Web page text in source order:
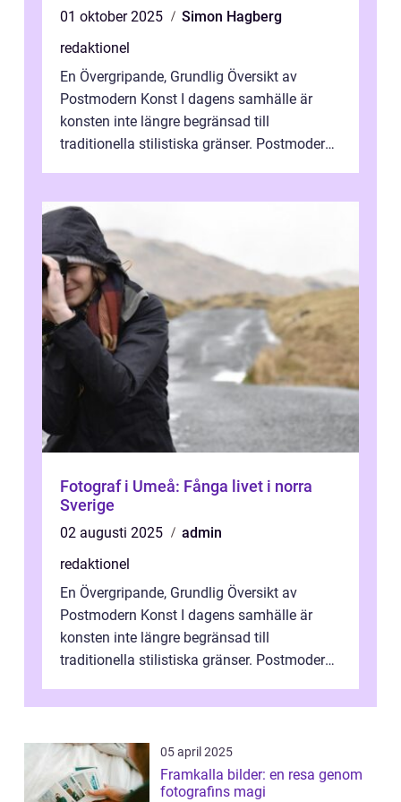
01 oktober 2025
Simon Hagberg
redaktionel
En Övergripande, Grundlig Översikt av
Postmodern Konst I dagens samhälle är
konsten inte längre begränsad till
traditionella stilistiska gränser. Postmodern
Fotograf i Umeå: Fånga livet i norra
Sverige
02 augusti 2025
admin
redaktionel
En Övergripande, Grundlig Översikt av
Postmodern Konst I dagens samhälle är
konsten inte längre begränsad till
traditionella stilistiska gränser. Postmodern
05 april 2025
Framkalla bilder: en resa genom
fotografins magi